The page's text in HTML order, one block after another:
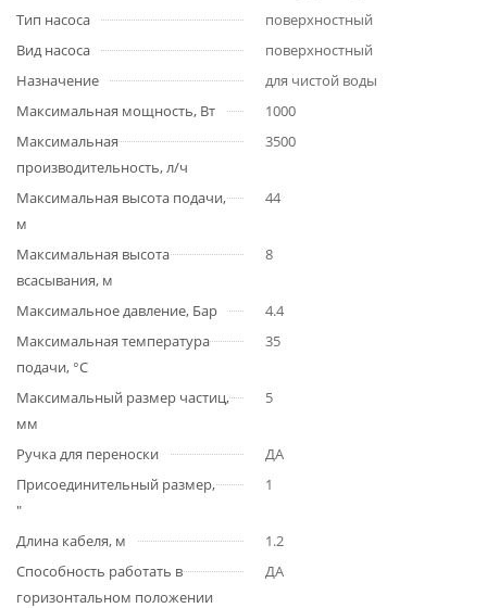
Тип насоса
поверхностный
Вид насоса
поверхностный
Назначение
для чистой воды
Максимальная мощность, Вт
1000
Максимальная
производительность, л/ч
3500
Максимальная высота подачи,
м
44
Максимальная высота
всасывания, м
8
Максимальное давление, Бар
4.4
Максимальная температура
подачи, °С
35
Максимальный размер частиц,
мм
5
Ручка для переноски
ДА
Присоединительный размер,
"
1
Длина кабеля, м
1.2
Способность работать в
горизонтальном положении
ДА